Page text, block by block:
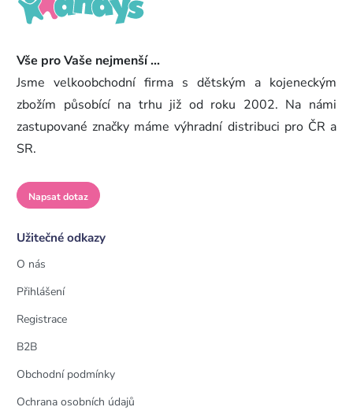
Vše pro Vaše nejmenší ...
Jsme velkoobchodní firma s dětským a kojeneckým
zbožím působící na trhu již od roku 2002. Na námi
zastupované značky máme výhradní distribuci pro ČR a
SR.
Napsat dotaz
Užitečné odkazy
O nás
Přihlášení
Registrace
B2B
Obchodní podmínky
Ochrana osobních údajů